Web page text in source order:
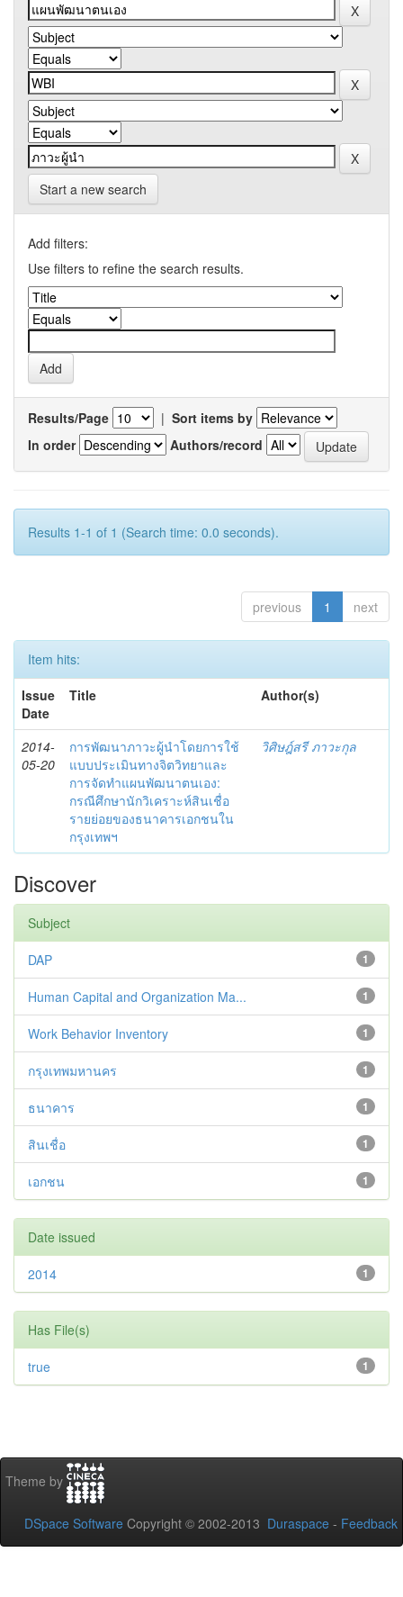
Start a new search
Add filters:
Use filters to refine the search results.
Results/Page | Sort items by
In order
Authors/record
Results 1-1 of 1 (Search time: 0.0 seconds).
previous 1 next
Item hits:
Issue
Date
Title Author(s)
2014-
05-20
การพัฒนาภาวะผู้นำโดยการใช้
แบบประเมินทางจิตวิทยาและ
การจัดทำแผนพัฒนาตนเอง:
กรณีศึกษานักวิเคราะห์สินเชื่อ
รายย่อยของธนาคารเอกชนใน
กรุงเทพฯ
วิศิษฎ์สรี ภาวะกุล
Discover
Subject
1
DAP
1
Human Capital and Organization Ma...
1
Work Behavior Inventory
1
กรุงเทพมหานคร
1
ธนาคาร
1
สินเชื่อ
1
เอกชน
Date issued
1
2014
Has File(s)
1
true
Theme by
DSpace Software Copyright © 2002-2013 Duraspace - Feedback